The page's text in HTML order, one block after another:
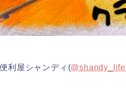
利屋シャンディ(@shandy_life